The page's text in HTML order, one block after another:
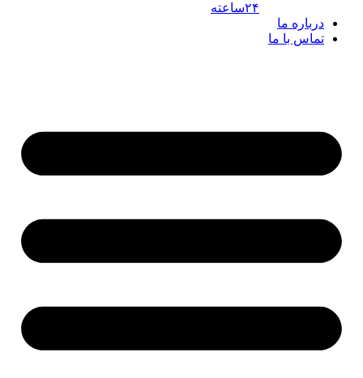
۲۴ساعته
درباره ما
تماس با ما